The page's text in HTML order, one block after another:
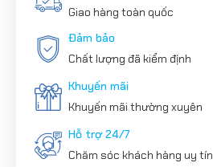
Giao hàng toàn quốc
Đảm bảo
Chất lượng đã kiểm định
Khuyến mãi
Khuyến mãi thường xuyên
Hỗ trợ 24/7
Chăm sóc khách hàng uy tín